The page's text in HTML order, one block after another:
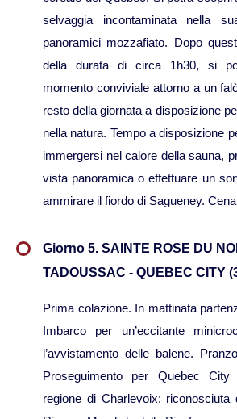
Viaggi in Cambogia
Viaggi in Cina
Viaggi in Giappone
Viaggi in India
Viaggi in Turchia
Viaggi in Uzbekistan
Viaggi in Vietnam
Caucaso
selvaggia incontaminata nella
panoramici mozzafiato. Dopo
della durata di circa 1h30, si
momento conviviale attorno a un
resto della giornata a disposizione
nella natura. Tempo a disposizione
immergersi nel calore della sauna,
vista panoramica o effettuare un
ammirare il fiordo di Sagueney.
Giorno 5. SAINTE ROSE DU
TADOUSSAC - QUEBEC CITY
Prima colazione. In mattinata
Imbarco per un’eccitante
l’avvistamento delle balene.
Proseguimento per Quebec
regione di Charlevoix: riconosciuta